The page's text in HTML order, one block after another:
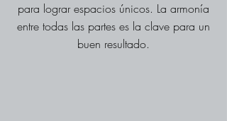
para lograr espacios únicos. La armonía
entre todas las partes es la clave para un
buen resultado.